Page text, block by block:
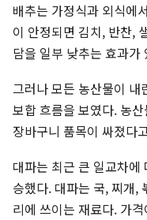
배추는 가정식과 외식에
이 안정되면 김치, 반찬,
담을 일부 낮추는 효과가
그러나 모든 농산물이 내
보합 흐름을 보였다. 농
장바구니 품목이 싸졌다
대파는 최근 큰 일교차
승했다. 대파는 국, 찌개,
리에 쓰이는 재료다. 가